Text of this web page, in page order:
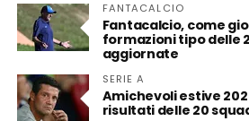
FANTACALCIO
Fantacalcio, come
formazioni tipo delle
aggiornate
SERIE A
Amichevoli estive
risultati delle 20